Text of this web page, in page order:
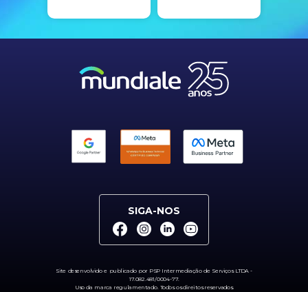
Site desenvolvido e publicado por PSP Intermediação de Serviços LTDA -
17.082.481/0004-77.
Uso da marca regulamentado. Todos os direitos reservados.
SIGA-NOS